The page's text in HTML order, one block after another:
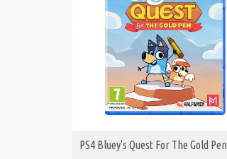
ΑΓΟΡΑ
PS4 Bluey's Quest For The Gold Pen